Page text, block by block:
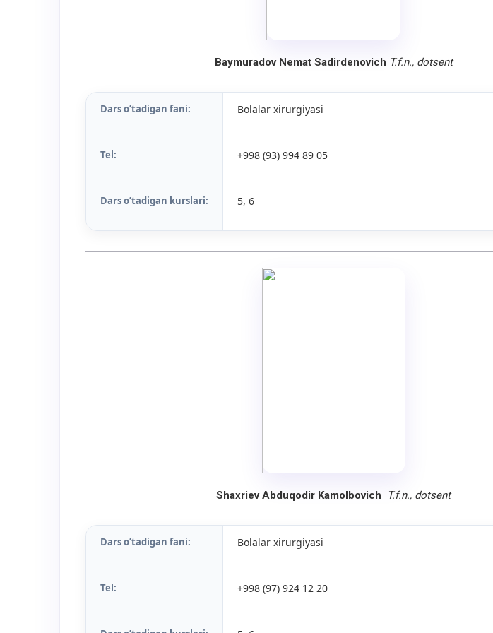
Baymuradov Nemat Sadirdenovich T.f.n., dotsent
Dars o’tadigan fani: Bolalar xirurgiyasi
Tel: +998 (93) 994 89 05
Dars o’tadigan kurslari: 5, 6
Shaxriev Abduqodir Kamolbovich T.f.n., dotsent
Dars o’tadigan fani: Bolalar xirurgiyasi
Tel: +998 (97) 924 12 20